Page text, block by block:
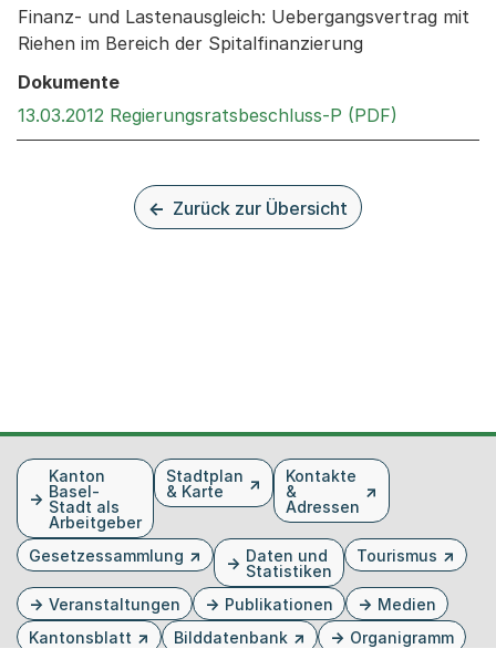
Finanz- und Lastenausgleich: Uebergangsvertrag mit
Riehen im Bereich der Spitalfinanzierung
Dokumente
13.03.2012 Regierungsratsbeschluss-P (PDF)
Zurück zur Übersicht
FusszeileKanton
Basel-
Stadt als
Arbeitgeber
Stadtplan
& Karte
Kontakte
&
Adressen
Gesetzessammlung
Daten und
Statistiken
Tourismus
Veranstaltungen Publikationen
Medien
Kantonsblatt
Bilddatenbank Organigramm